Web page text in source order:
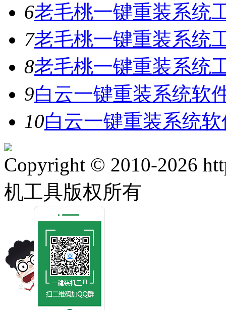
6老毛桃一键重装系统
7老毛桃一键重装系统
8老毛桃一键重装系统
9白云一键重装系统软
10白云一键重装系统
Copyright © 2010-2026
机工具版权所有